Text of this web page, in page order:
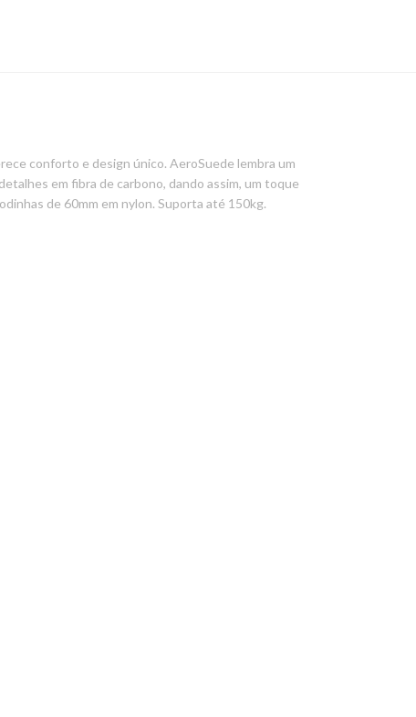
conforto e design único. AeroSuede lembra um
em fibra de carbono, dando assim, um toque
de 60mm em nylon. Suporta até 150kg.